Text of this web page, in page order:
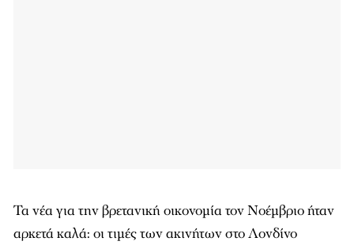
Τα νέα για την βρετανική οικονομία τον Νοέμβριο ήταν
αρκετά καλά: οι τιμές των ακινήτων στο Λονδίνο